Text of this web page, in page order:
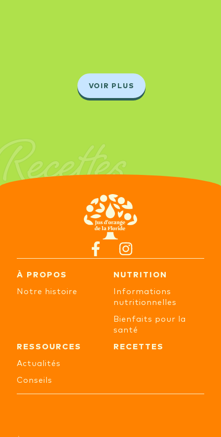
VOIR PLUS
Recettes
À PROPOS
Notre histoire
NUTRITION
Informations
nutritionnelles
Bienfaits pour la
santé
RECETTES
RESSOURCES
Actualités
Conseils